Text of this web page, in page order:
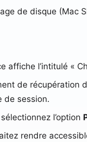
de disque (Mac
affiche l’intitulé «
de récupération
de session.
l’option
rendre